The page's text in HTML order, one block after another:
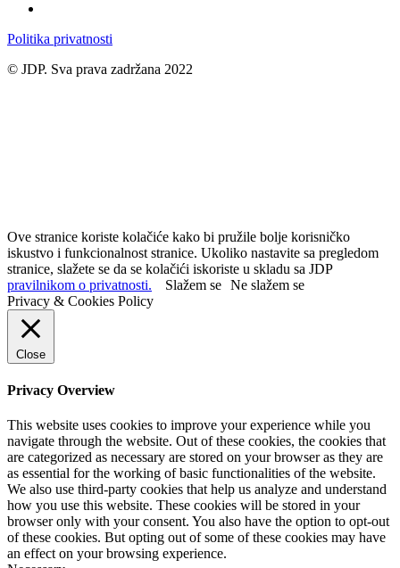
Politika privatnosti
© JDP. Sva prava zadržana 2022
Ove stranice koriste kolačiće kako bi pružile bolje korisničko
iskustvo i funkcionalnost stranice. Ukoliko nastavite sa pregledom
stranice, slažete se da se kolačići iskoriste u skladu sa JDP
pravilnikom o privatnosti.
Slažem se Ne slažem se
Privacy & Cookies Policy
Close
Privacy Overview
This website uses cookies to improve your experience while you
navigate through the website. Out of these cookies, the cookies that
are categorized as necessary are stored on your browser as they are
as essential for the working of basic functionalities of the website.
We also use third-party cookies that help us analyze and understand
how you use this website. These cookies will be stored in your
browser only with your consent. You also have the option to opt-out
of these cookies. But opting out of some of these cookies may have
an effect on your browsing experience.